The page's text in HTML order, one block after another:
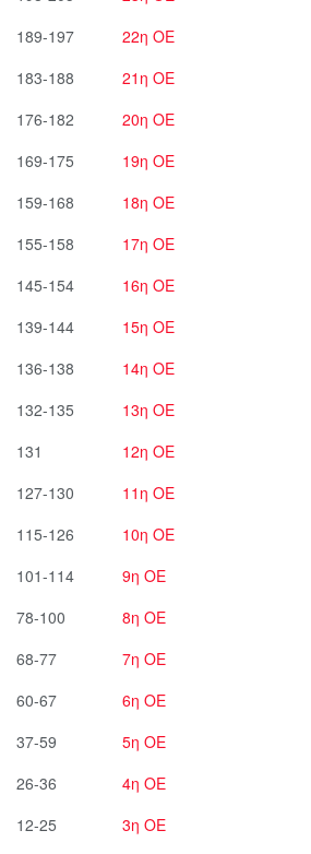
189-197
22η ΟΕ
183-188
21η ΟΕ
176-182
20η ΟΕ
169-175
19η ΟΕ
159-168
18η ΟΕ
155-158
17η ΟΕ
145-154
16η ΟΕ
139-144
15η ΟΕ
136-138
14η ΟΕ
132-135
13η ΟΕ
131
12η ΟΕ
127-130
11η ΟΕ
115-126
10η ΟΕ
101-114
9η ΟΕ
78-100
8η ΟΕ
68-77
7η ΟΕ
60-67
6η ΟΕ
37-59
5η ΟΕ
26-36
4η ΟΕ
12-25
3η ΟΕ